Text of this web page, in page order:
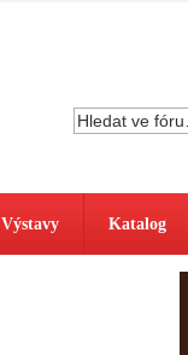
Výstavy Katalog